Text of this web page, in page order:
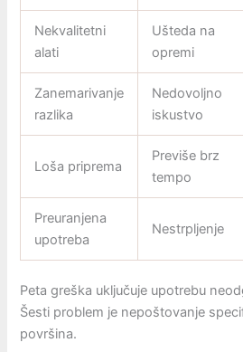
Nekvalitetni
alati
Ušteda na
opremi
Zanemarivanje
razlika
Nedovoljno
iskustvo
Loša priprema
Previše brz
tempo
Preuranjena
upotreba
Nestrpljenje
Peta greška uključuje upotrebu
Šesti problem je nepoštovanje
površina.